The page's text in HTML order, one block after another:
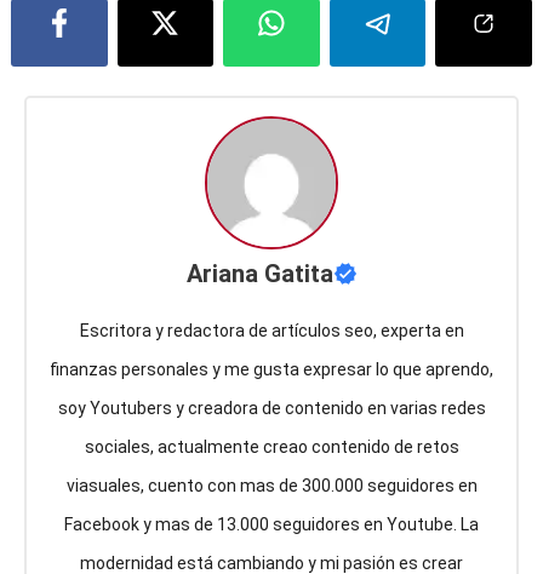
Ariana Gatita
Escritora y redactora de artículos seo, experta en
finanzas personales y me gusta expresar lo que aprendo,
soy Youtubers y creadora de contenido en varias redes
sociales, actualmente creao contenido de retos
viasuales, cuento con mas de 300.000 seguidores en
Facebook y mas de 13.000 seguidores en Youtube. La
modernidad está cambiando y mi pasión es crear